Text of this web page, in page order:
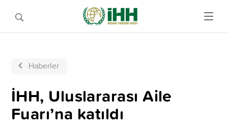
Haberler
İHH, Uluslararası Aile
Fuarı’na katıldı